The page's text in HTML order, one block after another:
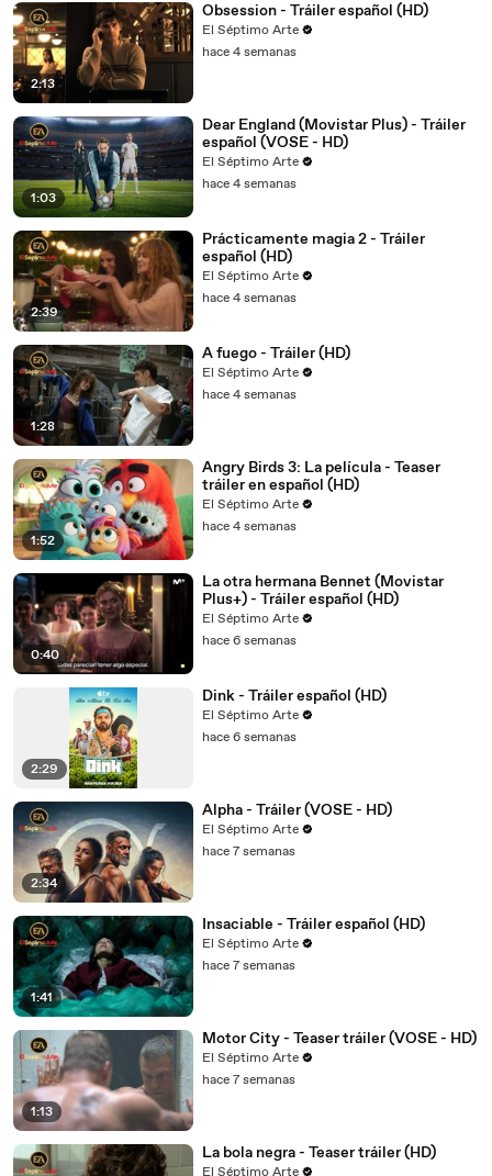
2:13
Obsession - Tráiler español (HD)
El Séptimo Arte
hace 4 semanas
1:03
Dear England (Movistar Plus) - Tráiler
español (VOSE - HD)
El Séptimo Arte
hace 4 semanas
2:39
Prácticamente magia 2 - Tráiler
español (HD)
El Séptimo Arte
hace 4 semanas
1:28
A fuego - Tráiler (HD)
El Séptimo Arte
hace 4 semanas
1:52
Angry Birds 3: La película - Teaser
tráiler en español (HD)
El Séptimo Arte
hace 4 semanas
0:40
La otra hermana Bennet (Movistar
Plus+) - Tráiler español (HD)
El Séptimo Arte
hace 6 semanas
2:29
Dink - Tráiler español (HD)
El Séptimo Arte
hace 6 semanas
2:34
Alpha - Tráiler (VOSE - HD)
El Séptimo Arte
hace 7 semanas
1:41
Insaciable - Tráiler español (HD)
El Séptimo Arte
hace 7 semanas
1:13
Motor City - Teaser tráiler (VOSE - HD)
El Séptimo Arte
hace 7 semanas
La bola negra - Teaser tráiler (HD)